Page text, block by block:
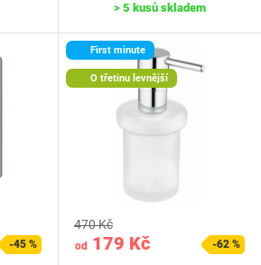
> 5 kusů skladem
-45 %
First minute
O třetinu levnější
od 179 Kč
470 Kč
-62 %